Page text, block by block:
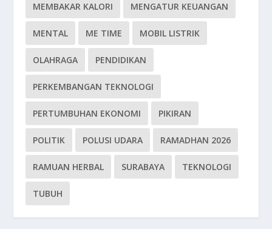
MEMBAKAR KALORI MENGATUR KEUANGAN
MENTAL ME TIME MOBIL LISTRIK
OLAHRAGA PENDIDIKAN
PERKEMBANGAN TEKNOLOGI
PERTUMBUHAN EKONOMI PIKIRAN
POLITIK POLUSI UDARA RAMADHAN 2026
RAMUAN HERBAL SURABAYA TEKNOLOGI
TUBUH